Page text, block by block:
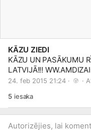
KĀZU ZIEDI
KĀZU UN PASĀKUMU
LATVIJĀ!!!
24. feb 2015 21:24 · ·
5iesaka
Autorizējies, lai